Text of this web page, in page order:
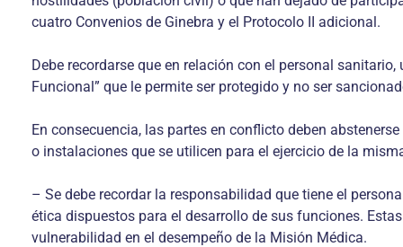
cuatro Convenios de Ginebra y el Protocolo II adicional.
Debe recordarse que en relación con el personal
Funcional” que le permite ser protegido y no ser
En consecuencia, las partes en conflicto deben
o instalaciones que se utilicen para el ejercicio de la
– Se debe recordar la responsabilidad que tiene el
ética dispuestos para el desarrollo de sus funciones.
vulnerabilidad en el desempeño de la Misión Médica.